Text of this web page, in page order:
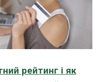
рейтинг і як